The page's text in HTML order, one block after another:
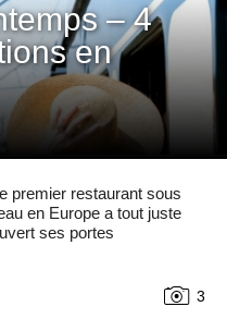
– 4
en
premier restaurant sous
en Europe a tout juste
ses portes
3